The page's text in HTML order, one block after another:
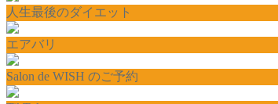
人生最後のダイエット
エアバリ
Salon de WISH のご予約